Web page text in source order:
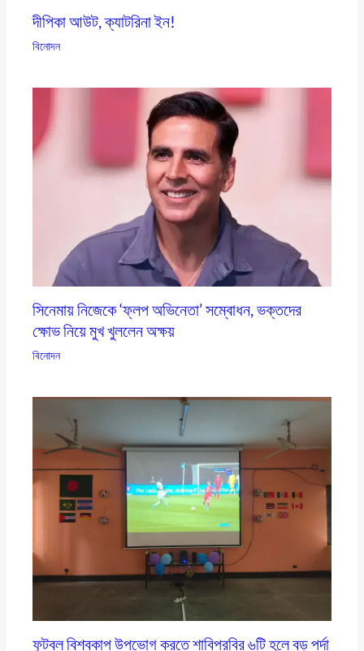
দীপিকা আউট, ক্যাটরিনা ইন!
বিনোদন
সিনেমায় নিজেকে ‘ফ্লপ অভিনেতা’ সম্বোধন, ভক্তদের
ক্ষোভ নিয়ে মুখ খুললেন অক্ষয়
বিনোদন
ফুটবল বিশ্বকাপ উপভোগ করতে শাবিপ্রবির ৬টি হলে বড় পর্দা